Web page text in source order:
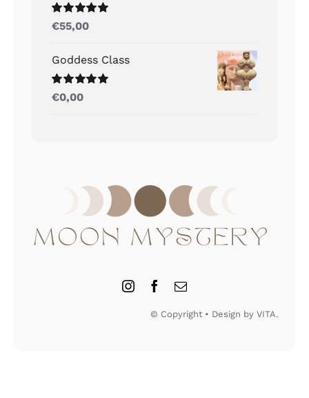
Gewaardeerd
uit 5
€55,00
Goddess Class
Gewaardeerd
5.00
€0,00
© Copyright • Design by VITA.